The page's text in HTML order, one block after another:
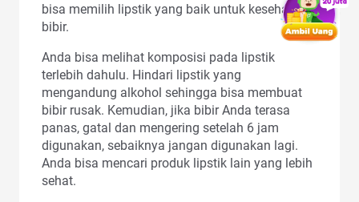
bisa memilih lipstik yang baik untuk kesehatan
bibir.
Anda bisa melihat komposisi pada lipstik
terlebih dahulu. Hindari lipstik yang
mengandung alkohol sehingga bisa membuat
bibir rusak. Kemudian, jika bibir Anda terasa
panas, gatal dan mengering setelah 6 jam
digunakan, sebaiknya jangan digunakan lagi.
Anda bisa mencari produk lipstik lain yang lebih
sehat.